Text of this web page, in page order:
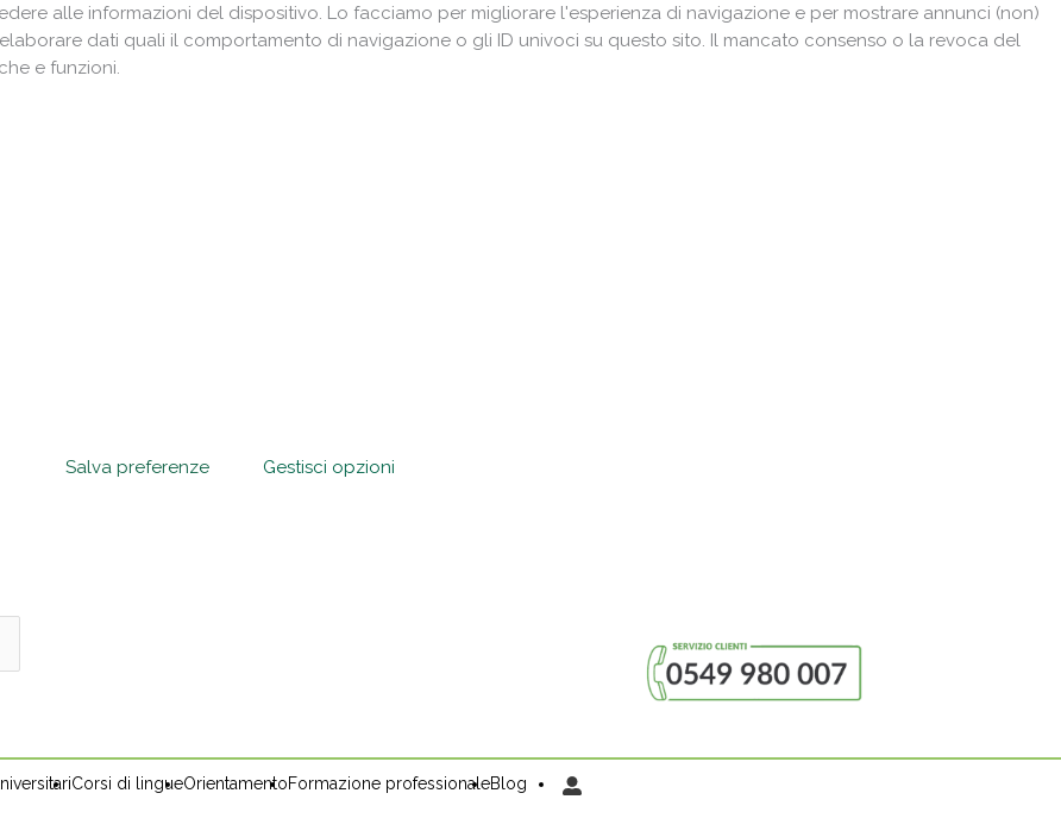
alle informazioni del dispositivo. Lo facciamo per migliorare l'esperienza di navigazione e per mostrare annunci (non)
dati quali il comportamento di navigazione o gli ID univoci su questo sito. Il mancato consenso o la revoca del
e funzioni.
Salva preferenze
Gestisci opzioni
Corsi di lingueOrientamentoFormazione professionaleBlog